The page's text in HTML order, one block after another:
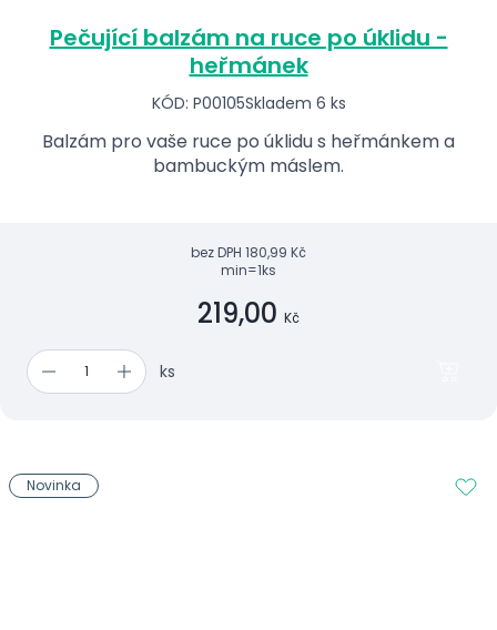
Pečující balzám na ruce po úklidu -
heřmánek
KÓD: P00105Skladem 6 ks
Balzám pro vaše ruce po úklidu s heřmánkem a
bambuckým máslem.
bez DPH 180,99 Kč
min=1ks
219,00 Kč
ks
Novinka